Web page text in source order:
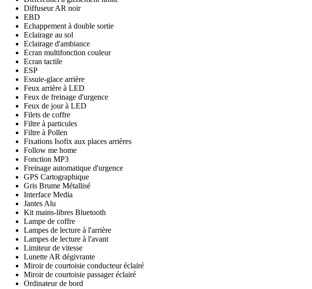
Diffuseur AR noir
EBD
Echappement à double sortie
Eclairage au sol
Eclairage d'ambiance
Ecran multifonction couleur
Ecran tactile
ESP
Essuie-glace arrière
Feux arrière à LED
Feux de freinage d'urgence
Feux de jour à LED
Filets de coffre
Filtre à particules
Filtre à Pollen
Fixations Isofix aux places arrières
Follow me home
Fonction MP3
Freinage automatique d'urgence
GPS Cartographique
Gris Brume Métallisé
Interface Media
Jantes Alu
Kit mains-libres Bluetooth
Lampe de coffre
Lampes de lecture à l'arrière
Lampes de lecture à l'avant
Limiteur de vitesse
Lunette AR dégivrante
Miroir de courtoisie conducteur éclairé
Miroir de courtoisie passager éclairé
Ordinateur de bord